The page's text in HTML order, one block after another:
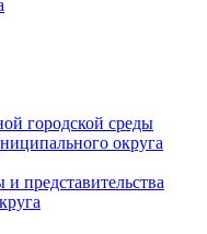
городской среды
округа
представительства